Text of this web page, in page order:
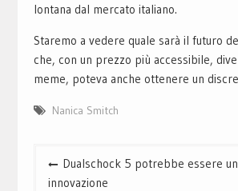
lontana dal mercato italiano.
Staremo a vedere quale sarà il futuro
che, con un prezzo più accessibile,
meme, poteva anche ottenere un
Nanica Smitch
Navigazione
articoli
Dualschock 5 potrebbe essere
innovazione